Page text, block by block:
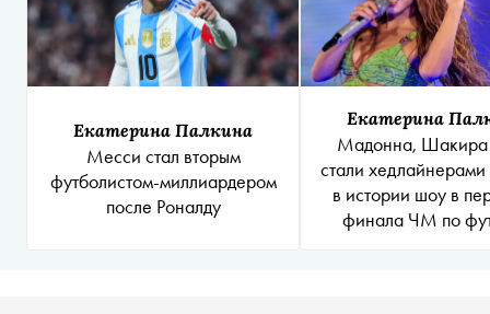
Екатерина Палкина
Месси стал вторым
футболистом-миллиардером
после Роналду
Екатерина
Мадонна, Шакира
стали хедлайнерами
в истории шоу в
финала ЧМ по